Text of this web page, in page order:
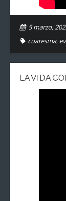
5 marzo,
cuaresma,
LA VIDA